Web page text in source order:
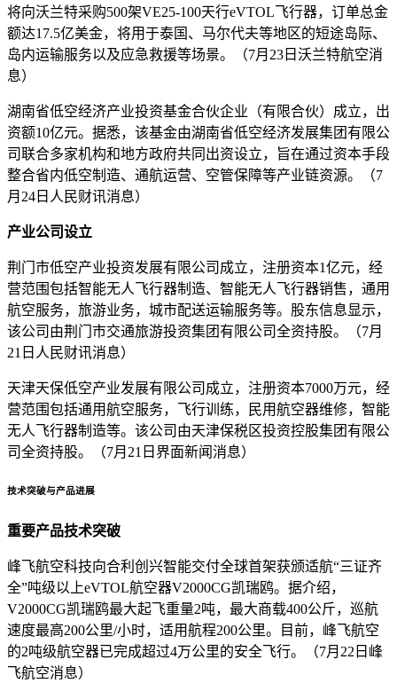
将向沃兰特采购500架VE25-100天行eVTOL飞行器，订单总金
额达17.5亿美金，将用于泰国、马尔代夫等地区的短途岛际、
岛内运输服务以及应急救援等场景。（7月23日沃兰特航空消
息）
湖南省低空经济产业投资基金合伙企业（有限合伙）成立，出
资额10亿元。据悉，该基金由湖南省低空经济发展集团有限公
司联合多家机构和地方政府共同出资设立，旨在通过资本手段
整合省内低空制造、通航运营、空管保障等产业链资源。（7
月24日人民财讯消息）
产业公司设立
荆门市低空产业投资发展有限公司成立，注册资本1亿元，经
营范围包括智能无人飞行器制造、智能无人飞行器销售，通用
航空服务，旅游业务，城市配送运输服务等。股东信息显示，
该公司由荆门市交通旅游投资集团有限公司全资持股。（7月
21日人民财讯消息）
天津天保低空产业发展有限公司成立，注册资本7000万元，经
营范围包括通用航空服务，飞行训练，民用航空器维修，智能
无人飞行器制造等。该公司由天津保税区投资控股集团有限公
司全资持股。（7月21日界面新闻消息）
技术突破与产品进展
重要产品技术突破
峰飞航空科技向合利创兴智能交付全球首架获颁适航“三证齐
全”吨级以上eVTOL航空器V2000CG凯瑞鸥。据介绍，
V2000CG凯瑞鸥最大起飞重量2吨，最大商载400公斤，巡航
速度最高200公里/小时，适用航程200公里。目前，峰飞航空
的2吨级航空器已完成超过4万公里的安全飞行。（7月22日峰
飞航空消息）